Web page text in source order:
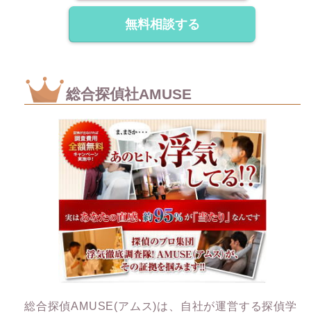
無料相談する
総合探偵社AMUSE
総合探偵AMUSE(アムス)は、自社が運営する探偵学